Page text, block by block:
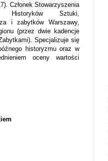
Członek Stowarzyszenia
Historyków Sztuki,
i zabytków Warszawy,
(przez dwie kadencje
Specjalizuje się
historyzmu oraz w
oceny wartości